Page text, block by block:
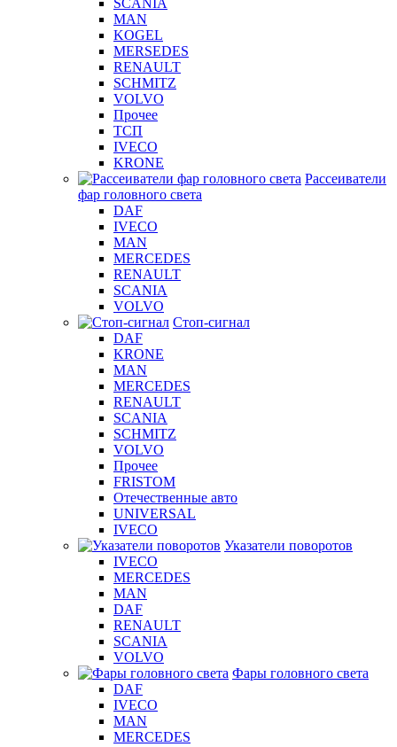
SCANIA
MAN
KOGEL
MERSEDES
RENAULT
SCHMITZ
VOLVO
Прочее
ТСП
IVECO
KRONE
Рассеиватели
фар головного света
DAF
IVECO
MAN
MERCEDES
RENAULT
SCANIA
VOLVO
Стоп-сигнал
DAF
KRONE
MAN
MERCEDES
RENAULT
SCANIA
SCHMITZ
VOLVO
Прочее
FRISTOM
Отечественные авто
UNIVERSAL
IVECO
Указатели поворотов
IVECO
MERCEDES
MAN
DAF
RENAULT
SCANIA
VOLVO
Фары головного света
DAF
IVECO
MAN
MERCEDES